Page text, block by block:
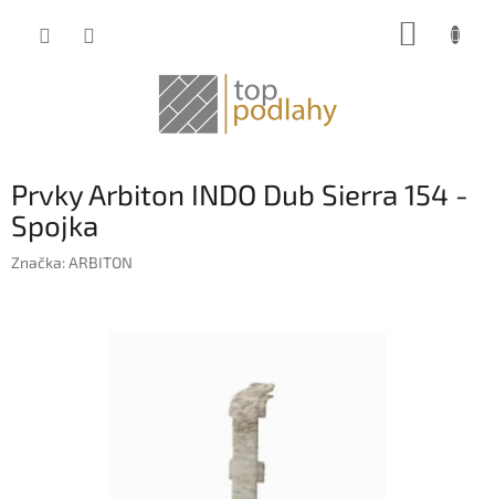
Prvky Arbiton INDO Dub Sierra 154 -
Spojka
Značka:ARBITON